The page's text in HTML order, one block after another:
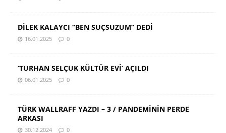
DİLEK KALAYCI “BEN SUÇSUZUM” DEDİ
16.01.2025 0
‘TURHAN SELÇUK KÜLTÜR EVİ’ AÇILDI
06.01.2025 0
TÜRK WALLRAFF YAZDI – 3 / PANDEMİNİN PERDE
ARKASI
30.12.2024 0